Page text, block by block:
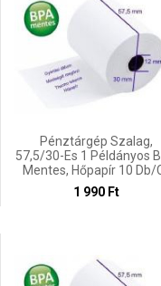
Pénztárgép Szalag,
57,5/30-Es 1 Példányos
Mentes, Hőpapír 10 Db/
1 990 Ft